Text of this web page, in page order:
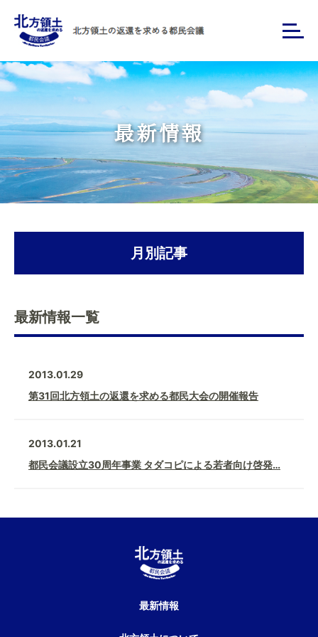
最新情報
最新情報一覧
2013.01.29
第31回北方領土の返還を求める都民大会の開催報告
2013.01.21
都民会議設立30周年事業 タダコピによる若者向け啓発…
月別記事
最新情報